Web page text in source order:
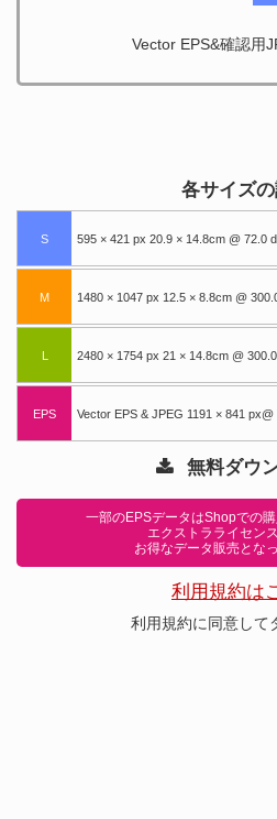
Vector EPS&確認用
各サイズ
S 595 × 421 px 20.9 × 14.8cm @ 72.0
M 1480 × 1047 px 12.5 × 8.8cm @
L 2480 × 1754 px 21 × 14.8cm @
EPS Vector EPS & JPEG 1191 × 841 px@
無料ダウ
一部のEPSデータはShopでの購
エクストラライセン
お得なデータ販売とな
利用規約は
利用規約に同意して